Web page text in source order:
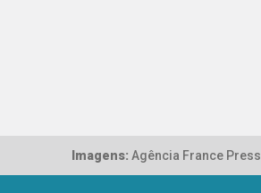
Imagens: Agência France Press